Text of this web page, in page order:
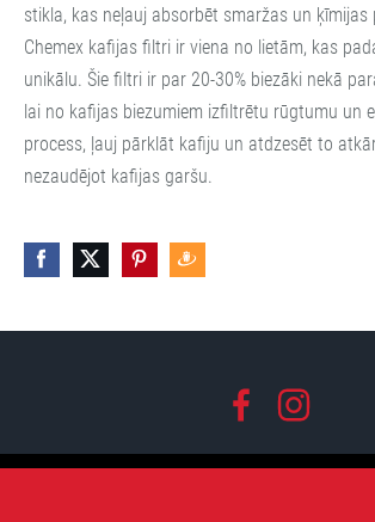
stikla, kas neļauj absorbēt smaržas un ķīmijas
Chemex kafijas filtri ir viena no lietām, kas
unikālu. Šie filtri ir par 20-30% biezāki nekā
lai no kafijas biezumiem izfiltrētu rūgtumu un
process, ļauj pārklāt kafiju un atdzesēt to
nezaudējot kafijas garšu.